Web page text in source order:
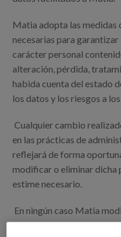
Matia adopta las medidas
necesarias para
carácter personal
alteración, pérdida,
habida cuenta del estado
los datos y los riesgos a
Cualquier cambio
en las prácticas de
reflejará de forma
modificar o eliminar dicha
estime necesario.
En ningún caso Matia
para hacerlas menos